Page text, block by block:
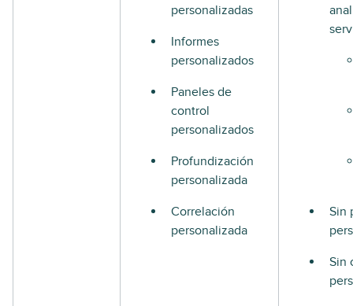
personalizadas
Informes
personalizados
Paneles de
control
personalizados
Profundización
personalizada
Correlación
personalizada
Sin
Sin